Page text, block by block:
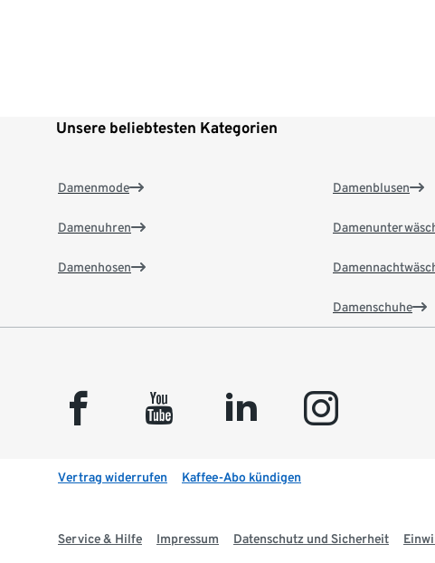
Unsere beliebtesten Kategorien
Damenmode
Damenuhren
Damenhosen
Damenblusen
Damenschuhe
facebook youtube linkedin instagram
Vertrag widerrufen Kaffee-Abo kündigen
Service & Hilfe Impressum Datenschutz und Sicherheit